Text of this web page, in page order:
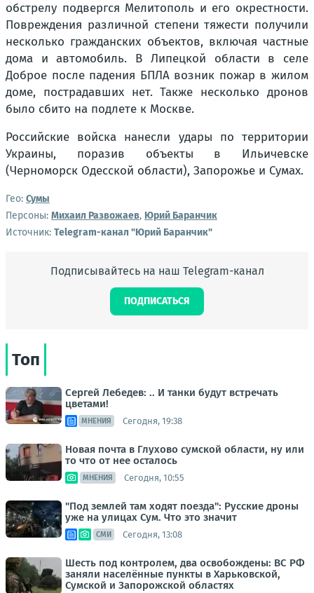
обстрелу подвергся Мелитополь и его окрестности.
Повреждения различной степени тяжести получили
несколько гражданских объектов, включая частные
дома и автомобиль. В Липецкой области в селе
Доброе после падения БПЛА возник пожар в жилом
доме, пострадавших нет. Также несколько дронов
было сбито на подлете к Москве.
Российские войска нанесли удары по территории
Украины, поразив объекты в Ильичевске
(Черноморск Одесской области), Запорожье и Сумах.
Гео: Сумы
Персоны: Михаил Развожаев, Юрий Баранчик
Источник: Telegram-канал "Юрий Баранчик"
Подписывайтесь на наш Telegram-канал
ПОДПИСАТЬСЯ
Топ
Сергей Лебедев: .. И танки будут встречать
цветами!
МНЕНИЯ Сегодня, 19:38
Новая почта в Глухово сумской области, ну или
то что от нее осталось
МНЕНИЯ Сегодня, 10:55
"Под землей там ходят поезда": Русские дроны
уже на улицах Сум. Что это значит
СМИ Сегодня, 13:08
Шесть под контролем, два освобождены: ВС РФ
заняли населённые пункты в Харьковской,
Сумской и Запорожской областях